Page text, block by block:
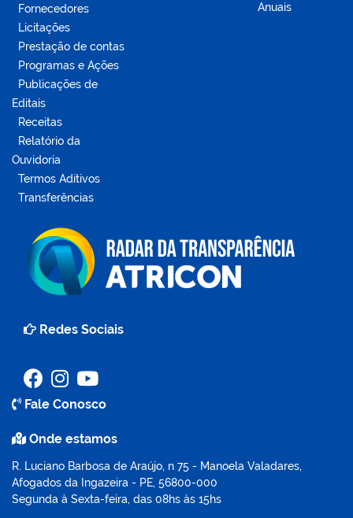
Fornecedores
Licitações
Prestação de contas
Programas e Ações
Publicações de
Editais
Receitas
Relatório da
Ouvidoria
Termos Aditivos
Transferências
Anuais
Redes Sociais
Fale Conosco
Onde estamos
R. Luciano Barbosa de Araújo, n 75 - Manoela Valadares,
Afogados da Ingazeira - PE, 56800-000
Segunda à Sexta-feira, das 08hs às 15hs